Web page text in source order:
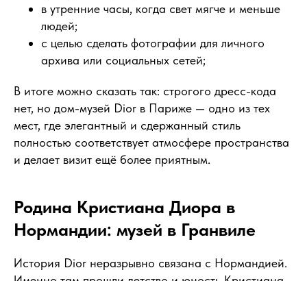
в утренние часы, когда свет мягче и меньше
людей;
с целью сделать фотографии для личного
архива или социальных сетей;
В итоге можно сказать так: строгого дресс-кода
нет, но дом-музей Dior в Париже — одно из тех
мест, где элегантный и сдержанный стиль
полностью соответствует атмосфере пространства
и делает визит ещё более приятным.
Родина Кристиана Диора в
Нормандии: музей в Гранвиле
История Dior неразрывно связана с Нормандией.